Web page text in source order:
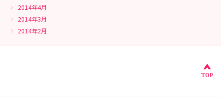
2014年4月
2014年3月
2014年2月
こ
TOP